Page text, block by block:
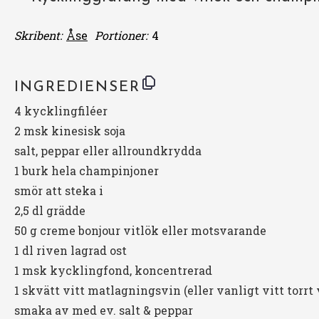
Skribent: Åse Portioner: 4
INGREDIENSER
4 kycklingfiléer
2 msk kinesisk soja
salt, peppar eller allroundkrydda
1 burk hela champinjoner
smör att steka i
2,5 dl grädde
50 g creme bonjour vitlök eller motsvarande
1 dl riven lagrad ost
1 msk kycklingfond, koncentrerad
1 skvätt vitt matlagningsvin (eller vanligt vitt torrt
smaka av med ev. salt & peppar